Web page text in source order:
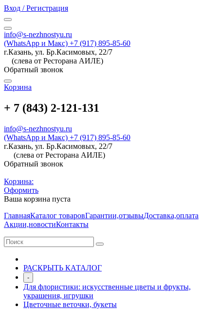
Вход / Регистрация
info@s-nezhnostyu.ru
(WhatsApp и Макс) +7 (917) 895-85-60
г.Казань, ул. Бр.Касимовых, 22/7
(слева от Ресторана АИЛЕ)
Обратный звонок
Корзина
+ 7 (843) 2-121-131
info@s-nezhnostyu.ru
(WhatsApp и Макс) +7 (917) 895-85-60
г.Казань, ул. Бр.Касимовых, 22/7
(слева от Ресторана АИЛЕ)
Обратный звонок
Корзина:
Оформить
Ваша корзина пуста
ГлавнаяКаталог товаровГарантии,отзывыДоставка,оплата
Акции,новостиКонтакты
РАСКРЫТЬ КАТАЛОГ
-
Для флористики: искусственные цветы и фрукты,
украшения, игрушки
Цветочные веточки, букеты